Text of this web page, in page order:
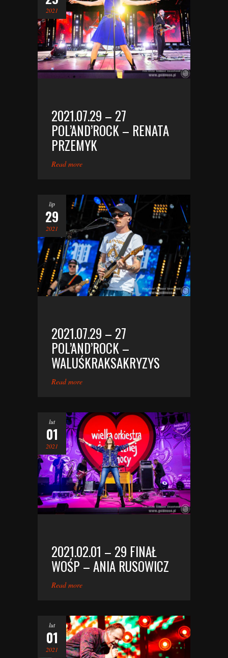
2021
2021.07.29 – 27
POL’AND’ROCK – RENATA
PRZEMYK
Read more
lip
29
2021
2021.07.29 – 27
POL’AND’ROCK –
WALUŚKRAKSAKRYZYS
Read more
lut
01
2021
2021.02.01 – 29 FINAŁ
WOŚP – ANIA RUSOWICZ
Read more
lut
01
2021